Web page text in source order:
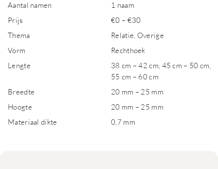
Aantal namen
1 naam
Prijs
€0 – €30
Thema
Relatie, Overige
Vorm
Rechthoek
Lengte
38 cm – 42 cm, 45 cm – 50 cm,
55 cm – 60 cm
Breedte
20 mm – 25 mm
Hoogte
20 mm – 25 mm
Materiaal dikte
0,7 mm